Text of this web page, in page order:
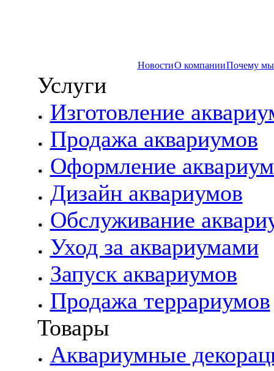
НовостиО компанииПочему
Услуги
Изготовление
Продажа аквариумов
Оформление
Дизайн аквариумов
Обслуживание
Уход за аквариумами
Запуск аквариумов
Продажа террариумов
Товары
Аквариумные